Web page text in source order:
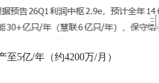
至5亿/年（约4200万/月）